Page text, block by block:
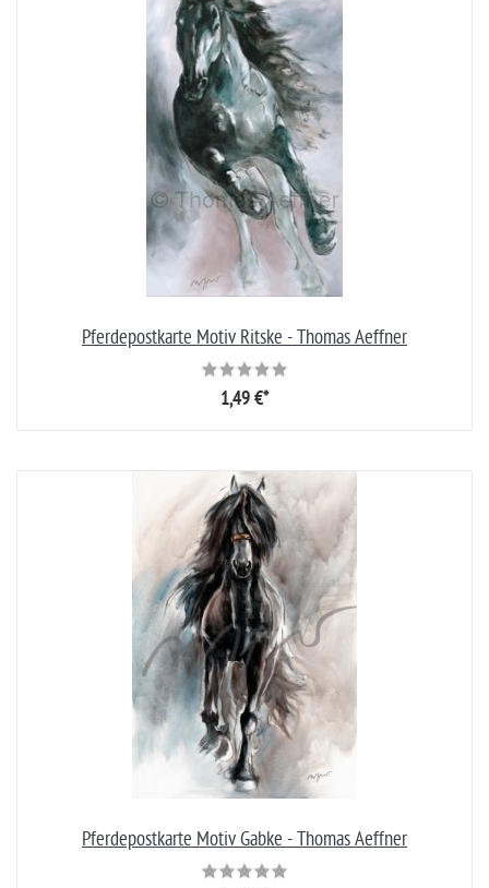
Pferdepostkarte Motiv Ritske - Thomas Aeffner
1,49 €*
Pferdepostkarte Motiv Gabke - Thomas Aeffner